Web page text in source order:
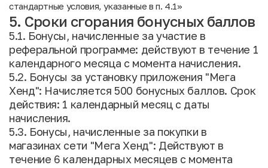
стандартные условия, указанные в п. 4.1»
5. Сроки сгорания бонусных баллов
5.1. Бонусы, начисленные за участие в
реферальной программе: действуют в течение 1
календарного месяца с момента начисления.
5.2. Бонусы за установку приложения "Мега
Хенд": Начисляется 500 бонусных баллов. Срок
действия: 1 календарный месяц с даты
начисления.
5.3. Бонусы, начисленные за покупки в
магазинах сети "Мега Хенд": Действуют в
течение 6 календарных месяцев с момента